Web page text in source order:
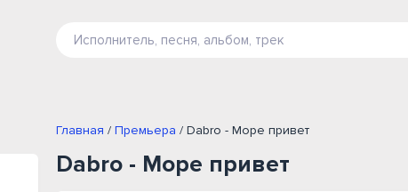
Главная / Премьера / Dabro - Море привет
Dabro - Море привет